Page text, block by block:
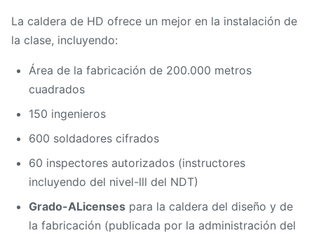
La caldera de HD ofrece un mejor en la instalación de
la clase, incluyendo:
Área de la fabricación de 200.000 metros
cuadrados
150 ingenieros
600 soldadores cifrados
60 inspectores autorizados (instructores
incluyendo del nivel-lll del NDT)
Grado-ALicenses para la caldera del diseño y de
la fabricación (publicada por la administración del